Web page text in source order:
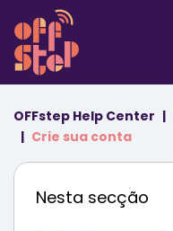
OFFstep Help Center
Crie sua conta
Nesta secção